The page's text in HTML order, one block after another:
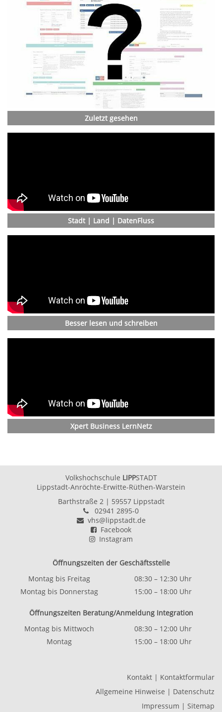
Zuletzt gesehen
Stadt | Land | DatenFluss
Besser lesen und schreiben
Xpert Business LernNetz
Volkshochschule LIPPSTADT
Lippstadt-Anröchte-Erwitte-Rüthen-Warstein
Barthstraße 2| 59557 Lippstadt
02941 2895-0
vhs@lippstadt.de
Facebook
Instagram
Öffnungszeiten der Geschäftsstelle
Montag bis Freitag
08:30 – 12:30 Uhr
Montag bis Donnerstag
15:00 – 18:00 Uhr
Öffnungszeiten Beratung/Anmeldung Integration
Montag bis Mittwoch
08:30 – 12:00 Uhr
Montag
15:00 – 18:00 Uhr
Kontakt | Kontaktformular
Allgemeine Hinweise | Datenschutz
Impressum | Sitemap